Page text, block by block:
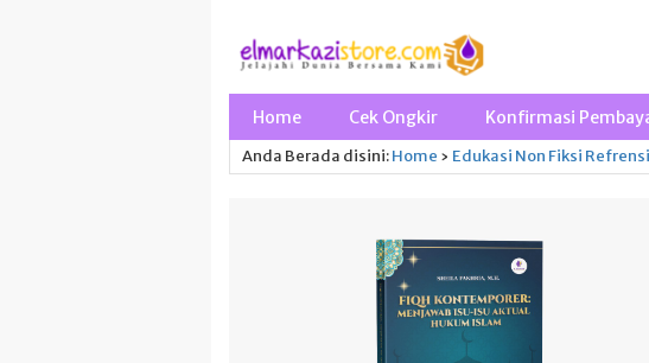
Home Cek Ongkir Konfirmasi
Anda Berada disini: Home › Edukasi Non Fiksi Refrensi